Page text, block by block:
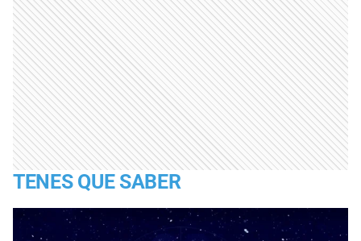
TENES QUE SABER